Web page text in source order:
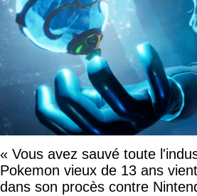
« Vous avez sauvé toute
Pokemon vieux de 13 ans
dans son procès contre